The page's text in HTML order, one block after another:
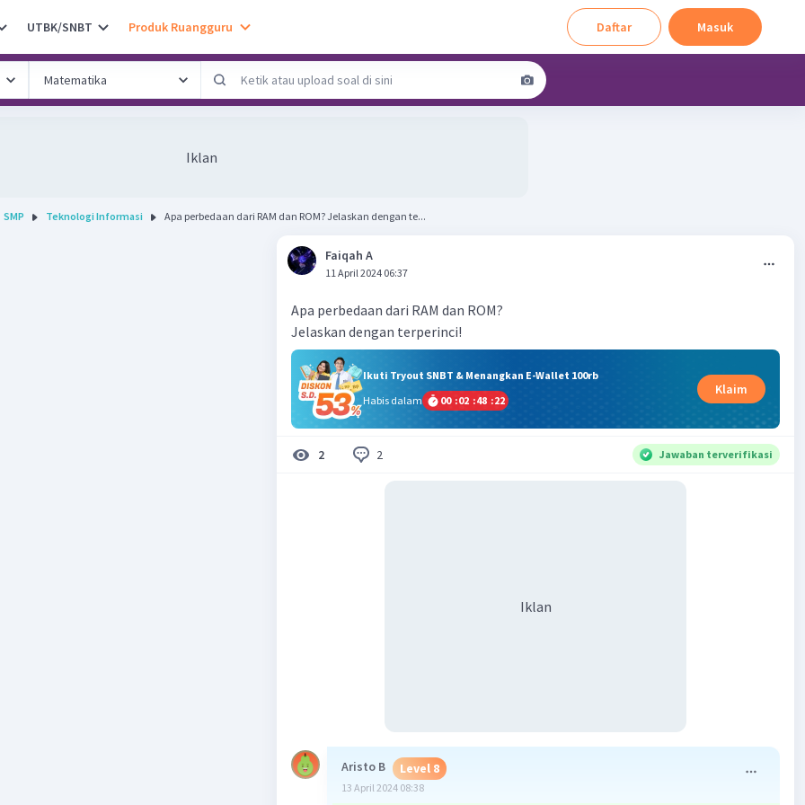
UTBK/SNBT Produk Ruangguru Daftar Masuk
Iklan
SMP Teknologi Informasi Apa perbedaan dari RAM dan ROM? Jelaskan dengan te...
Faiqah A
11 April 2024 06:37
Apa perbedaan dari RAM dan ROM?
Jelaskan dengan terperinci!
Ikuti Tryout SNBT & Menangkan E-Wallet 100rb
Habis dalam
00 :02 :48 :21
Klaim
2 2 Jawaban terverifikasi
Iklan
Aristo B Level 8
13 April 2024 08:38